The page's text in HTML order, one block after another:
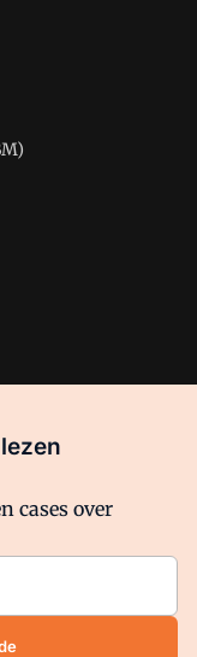
ons manifestwaar
site zijn de
Voorwaarden
cases over